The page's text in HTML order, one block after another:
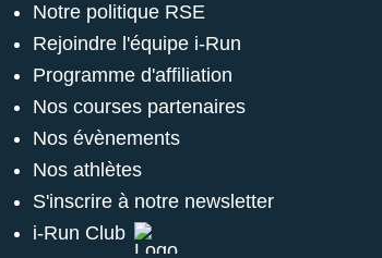
Notre politique RSE
Rejoindre l'équipe i-Run
Programme d'affiliation
Nos courses partenaires
Nos évènements
Nos athlètes
S'inscrire à notre newsletter
i-Run Club